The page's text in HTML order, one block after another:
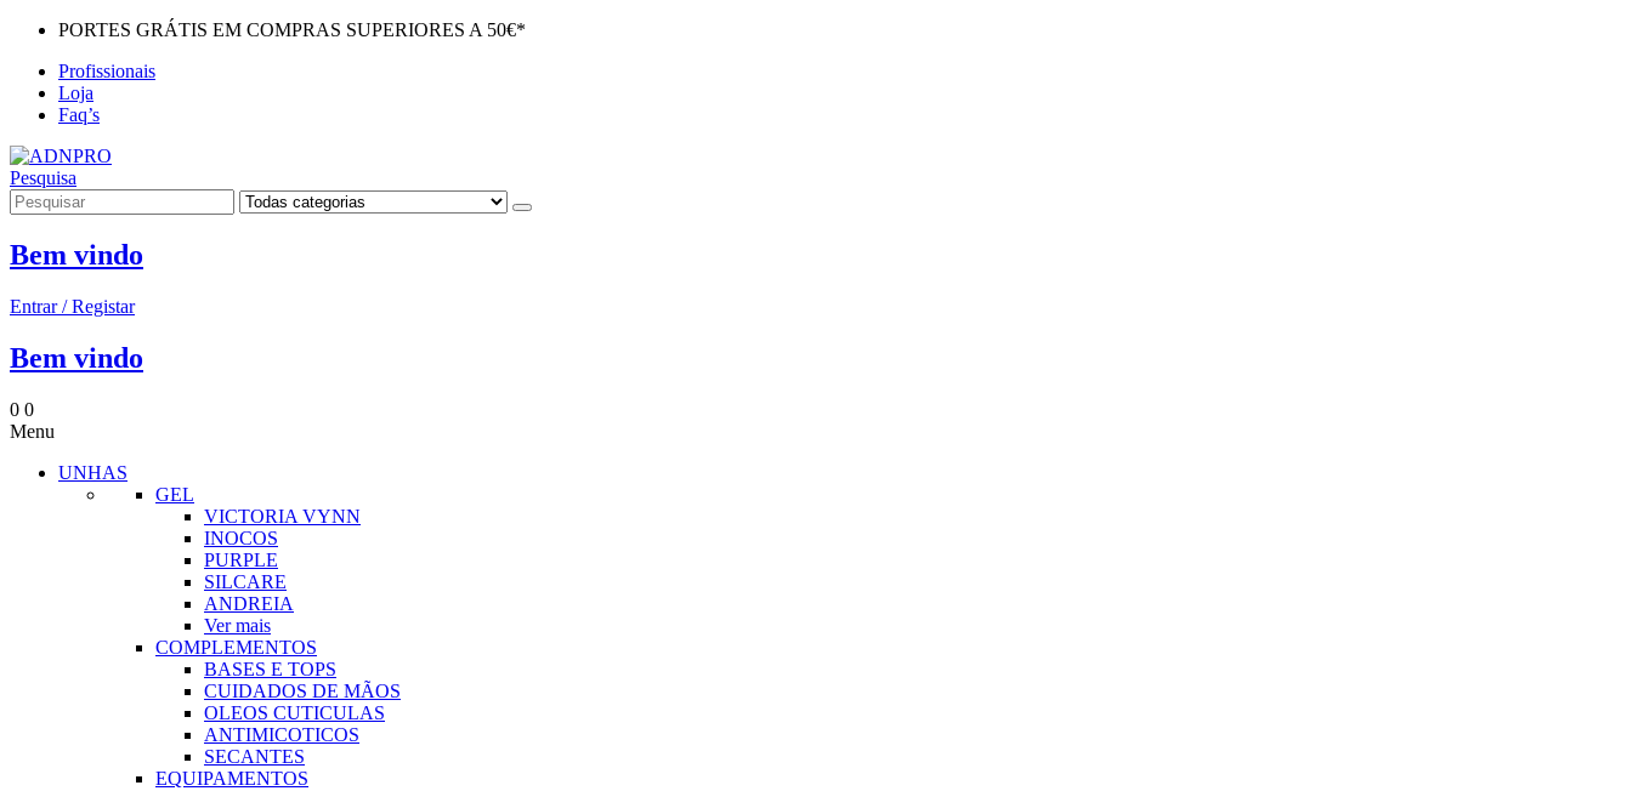
PORTES GRÁTIS EM COMPRAS SUPERIORES A 50€*
Profissionais
Loja
Faq’s
Pesquisa
Bem vindo
Entrar / Registar
Bem vindo
0 0
Menu
UNHAS
GEL
VICTORIA VYNN
INOCOS
PURPLE
SILCARE
ANDREIA
Ver mais
COMPLEMENTOS
BASES E TOPS
CUIDADOS DE MÃOS
OLEOS CUTICULAS
ANTIMICOTICOS
SECANTES
EQUIPAMENTOS